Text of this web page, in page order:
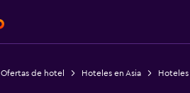
Ofertas de hotel Hoteles en Asia Hoteles